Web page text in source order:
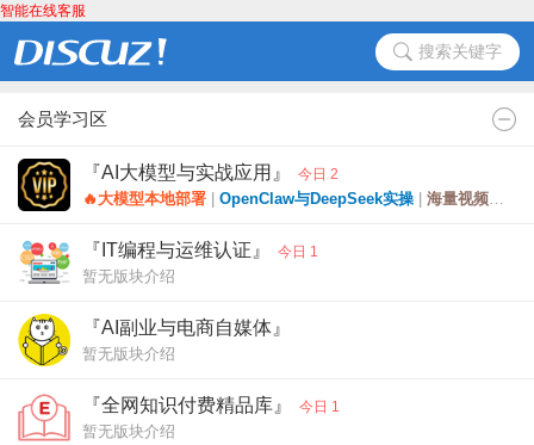
智能在线客服
搜索关键字
会员学习区
『AI大模型与实战应用』 今日 2
🔥大模型本地部署 OpenClaw与DeepSeek实操 海量视频教程与工具下载
『IT编程与运维认证』 今日 1
暂无版块介绍
『AI副业与电商自媒体』
暂无版块介绍
『全网知识付费精品库』 今日 1
暂无版块介绍